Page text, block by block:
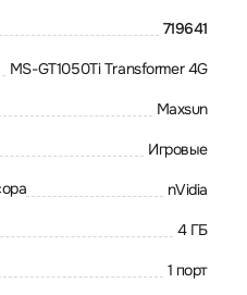
719641
MS-GT1050Ti Transformer 4G
Maxsun
Игровые
nVidia
4 ГБ
1 порт